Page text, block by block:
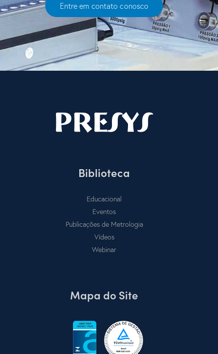
Entre em contato conosco
Biblioteca
Educacional
Eventos
Publicações de Metrologia
Vídeos
Webinar
Mapa do Site